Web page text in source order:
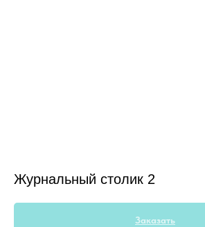
Журнальный столик 2
Заказать